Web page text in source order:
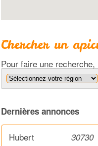
Chercher un
Pour faire une
Dernières annonces
Hubert 30730